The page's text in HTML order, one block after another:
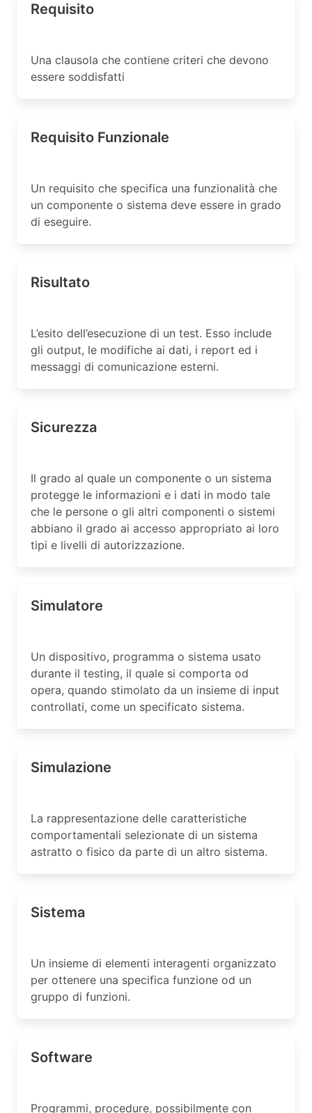
Requisito
Una clausola che contiene criteri che devono
essere soddisfatti
Requisito Funzionale
Un requisito che specifica una funzionalità che
un componente o sistema deve essere in grado
di eseguire.
Risultato
L’esito dell’esecuzione di un test. Esso include
gli output, le modifiche ai dati, i report ed i
messaggi di comunicazione esterni.
Sicurezza
Il grado al quale un componente o un sistema
protegge le informazioni e i dati in modo tale
che le persone o gli altri componenti o sistemi
abbiano il grado ai accesso appropriato ai loro
tipi e livelli di autorizzazione.
Simulatore
Un dispositivo, programma o sistema usato
durante il testing, il quale si comporta od
opera, quando stimolato da un insieme di input
controllati, come un specificato sistema.
Simulazione
La rappresentazione delle caratteristiche
comportamentali selezionate di un sistema
astratto o fisico da parte di un altro sistema.
Sistema
Un insieme di elementi interagenti organizzato
per ottenere una specifica funzione od un
gruppo di funzioni.
Software
Programmi, procedure, possibilmente con